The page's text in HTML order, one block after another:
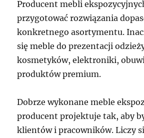
Producent mebli
przygotować rozwiązania
konkretnego asortymentu.
się meble do prezentacji
kosmetyków, elektroniki,
produktów premium.
Dobrze wykonane meble
producent projektuje tak, aby
klientów i pracowników. Liczy